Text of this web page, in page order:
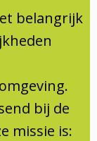
belangrijk
bij de
missie is: